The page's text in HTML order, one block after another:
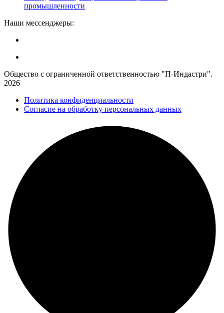
промышленности
Наши мессенджеры:
Общество с ограниченной ответственностью "П-Индастри".
2026
Политика конфиденциальности
Согласие на обработку персональных данных